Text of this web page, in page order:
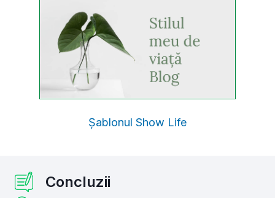
Șablonul Show Life
Concluzii